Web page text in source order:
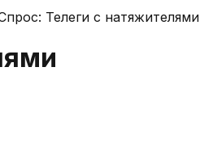
Телеги с натяжителями